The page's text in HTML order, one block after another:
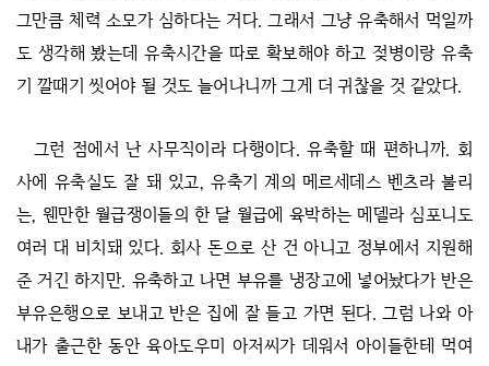
그만큼 체력 소모가 심하다는 거다. 그래서 그냥 유축해서 먹일까
도 생각해 봤는데 유축시간을 따로 확보해야 하고 젖병이랑 유축
기 깔때기 씻어야 될 것도 늘어나니까 그게 더 귀찮을 것 같았다.
그런 점에서 난 사무직이라 다행이다. 유축할 때 편하니까. 회
사에 유축실도 잘 돼 있고, 유축기 계의 메르세데스 벤츠라 불리
는, 웬만한 월급쟁이들의 한 달 월급에 육박하는 메델라 심포니도
여러 대 비치돼 있다. 회사 돈으로 산 건 아니고 정부에서 지원해
준 거긴 하지만. 유축하고 나면 부유를 냉장고에 넣어놨다가 반은
부유은행으로 보내고 반은 집에 잘 들고 가면 된다. 그럼 나와 아
내가 출근한 동안 육아도우미 아저씨가 데워서 아이들한테 먹여